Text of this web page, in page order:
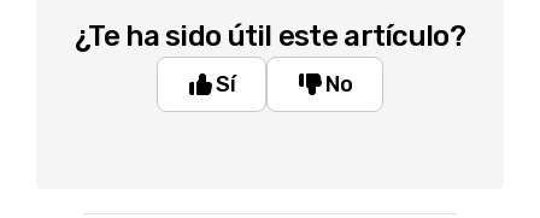
¿Te ha sido útil este artículo?
Sí No